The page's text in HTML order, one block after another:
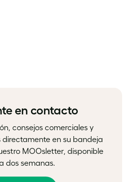
en contacto
consejos comerciales y
directamente en su bandeja
MOOsletter, disponible
dos semanas.